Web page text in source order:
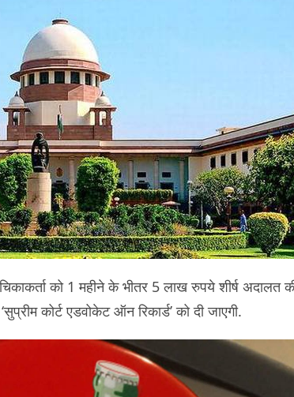
को 1 महीने के भीतर 5 लाख रुपये शीर्ष अदालत
कोर्ट एडवोकेट ऑन रिकार्ड’ को दी जाएगी.